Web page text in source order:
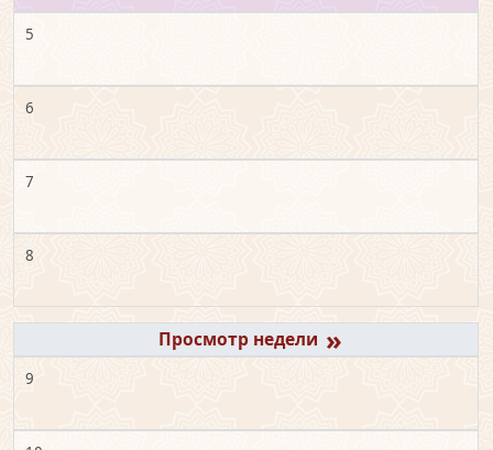
5
6
7
8
»
9